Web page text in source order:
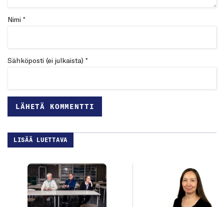
Nimi *
Sähköposti (ei julkaista) *
LISÄÄ LUETTAVA